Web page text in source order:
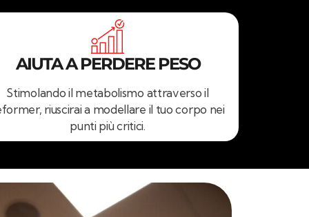
AIUTA A PERDERE PESO
Stimolando il metabolismo attraverso il
riuscirai a modellare il tuo corpo nei
punti più critici.